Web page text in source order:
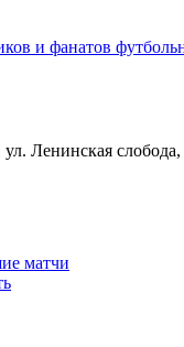
ул. Ленинская
матчи